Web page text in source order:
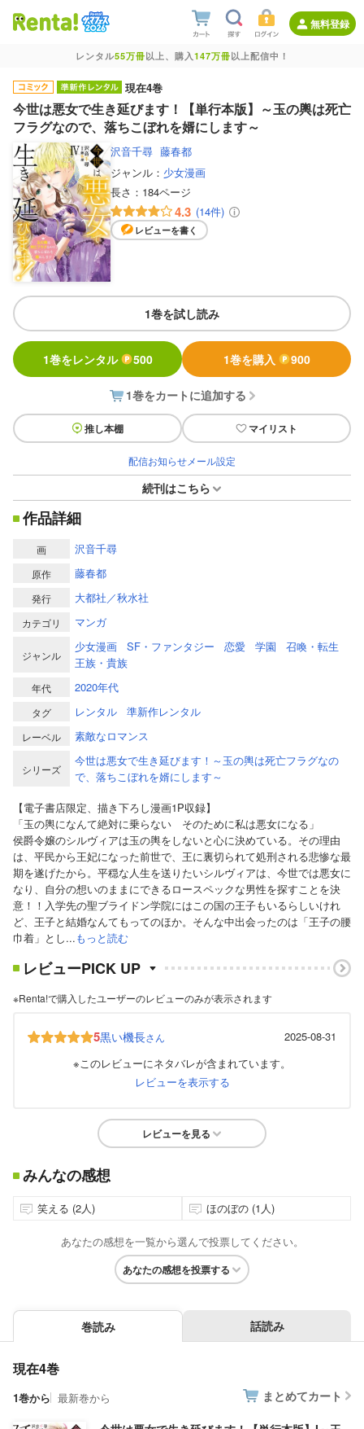
無料登録
レンタル55万冊以上、購入147万冊以上配信中！
現在4巻
今世は悪女で生き延びます！【単行本版】～玉の輿は死亡
フラグなので、落ちこぼれを婿にします～
沢音千尋 藤春都
ジャンル： 少女漫画
長さ： 184ページ
4.3 (14件)
レビューを書く
1巻を試し読み
1巻をレンタル 500 1巻を購入 900
1巻をカートに追加する
推し本棚 マイリスト
配信お知らせメール設定
続刊はこちら
作品詳細
画 沢音千尋
原作 藤春都
発行 大都社／秋水社
カテゴリ マンガ
ジャンル
少女漫画 SF・ファンタジー 恋愛 学園
召喚・転生
王族・貴族
年代 2020年代
タグ レンタル 準新作レンタル
レーベル 素敵なロマンス
シリーズ
今世は悪女で生き延びます！～玉の輿は死亡フラグなの
で、落ちこぼれを婿にします～
【電子書店限定、描き下ろし漫画1P収録】
「玉の輿になんて絶対に乗らない そのために私は悪女になる」
侯爵令嬢のシルヴィアは玉の輿をしないと心に決めている。その理由
は、平民から王妃になった前世で、王に裏切られて処刑される悲惨な最
期を遂げたから。平穏な人生を送りたいシルヴィアは、今世では悪女に
なり、自分の想いのままにできるロースペックな男性を探すことを決
意！！入学先の聖ブライドン学院にはこの国の王子もいるらしいけれ
ど、王子と結婚なんてもってのほか。そんな中出会ったのは「王子の腰
巾着」とし...もっと読む
レビューPICK UP
※Renta!で購入したユーザーのレビューのみが表示されます
5黒い機長さん
2025-08-31
※このレビューにネタバレが含まれています。
レビューを表示する
レビューを見る
みんなの感想
笑える (2人) ほのぼの (1人)
あなたの感想を一覧から選んで投票してください。
あなたの感想を投票する
巻読み 話読み
現在4巻
1巻から 最新巻から まとめてカート